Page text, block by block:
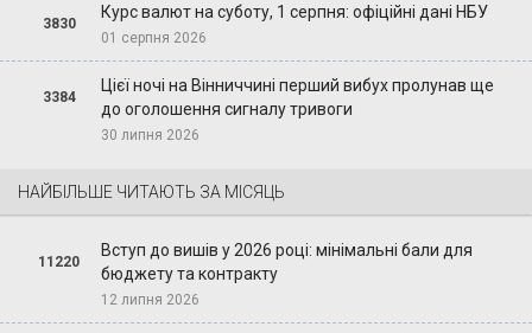
3830
Курс валют на суботу, 1 серпня: офіційні дані НБУ
01 серпня 2026
3384
Цієї ночі на Вінниччині перший вибух пролунав ще
до оголошення сигналу тривоги
30 липня 2026
НАЙБІЛЬШЕ ЧИТАЮТЬ ЗА МІСЯЦЬ
11220
Вступ до вишів у 2026 році: мінімальні бали для
бюджету та контракту
12 липня 2026